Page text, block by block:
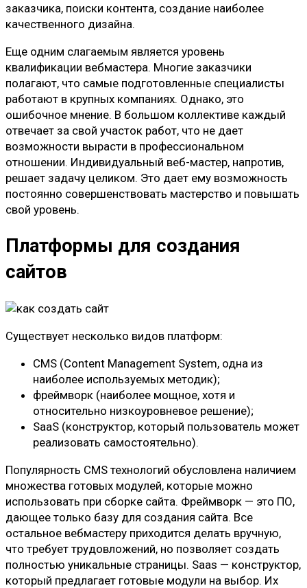
заказчика, поиски контента, создание наиболее
качественного дизайна.
Еще одним слагаемым является уровень
квалификации вебмастера. Многие заказчики
полагают, что самые подготовленные специалисты
работают в крупных компаниях. Однако, это
ошибочное мнение. В большом коллективе каждый
отвечает за свой участок работ, что не дает
возможности вырасти в профессиональном
отношении. Индивидуальный веб-мастер, напротив,
решает задачу целиком. Это дает ему возможность
постоянно совершенствовать мастерство и повышать
свой уровень.
Платформы для создания
сайтов
Существует несколько видов платформ:
CMS (Content Management System, одна из
наиболее используемых методик);
фреймворк (наиболее мощное, хотя и
относительно низкоуровневое решение);
SaaS (конструктор, который пользователь может
реализовать самостоятельно).
Популярность CMS технологий обусловлена наличием
множества готовых модулей, которые можно
использовать при сборке сайта. Фреймворк — это ПО,
дающее только базу для создания сайта. Все
остальное вебмастеру приходится делать вручную,
что требует трудовложений, но позволяет создать
полностью уникальные страницы. Saas — конструктор,
который предлагает готовые модули на выбор. Их